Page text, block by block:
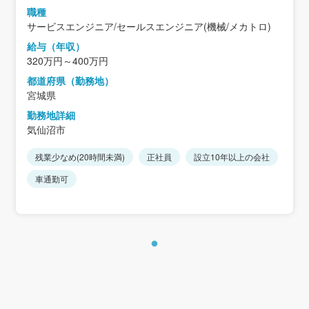
職種
サービスエンジニア/セールスエンジニア(機械/メカトロ)
給与（年収）
320万円～400万円
都道府県（勤務地）
宮城県
勤務地詳細
気仙沼市
残業少なめ(20時間未満) 正社員
設立10年以上の会社
車通勤可